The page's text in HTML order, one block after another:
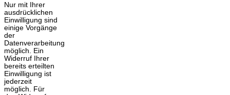
Nur mit Ihrer
ausdrücklichen
Einwilligung sind
einige Vorgänge
der
Datenverarbeitung
möglich. Ein
Widerruf Ihrer
bereits erteilten
Einwilligung ist
jederzeit
möglich. Für